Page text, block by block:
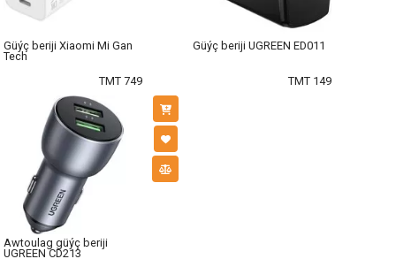
Güýç beriji Xiaomi Mi Gan
Tech
TMT 749
Güýç beriji UGREEN ED011
TMT 149
Awtoulag güýç beriji
UGREEN CD213